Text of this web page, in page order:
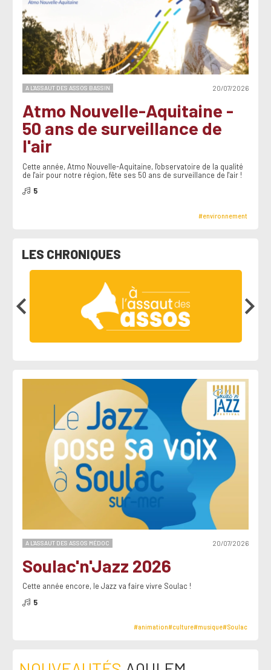
A L'ASSAUT DES ASSOS BASSIN 20/07/2026
Atmo Nouvelle-Aquitaine -
50 ans de surveillance de
l'air
Cette année, Atmo Nouvelle-Aquitaine, l'observatoire de la qualité
de l'air pour notre région, fête ses 50 ans de surveillance de l'air !
5
#environnement
LES CHRONIQUES
A L'ASSAUT DES ASSOS MÉDOC 20/07/2026
Soulac'n'Jazz 2026
Cette année encore, le Jazz va faire vivre Soulac !
5
#animation#culture#musique#Soulac